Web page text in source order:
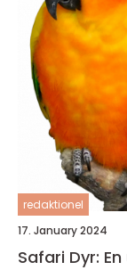
redaktionel
17. January 2024
Safari Dyr: